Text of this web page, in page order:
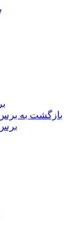
بازگشت به برس
برس